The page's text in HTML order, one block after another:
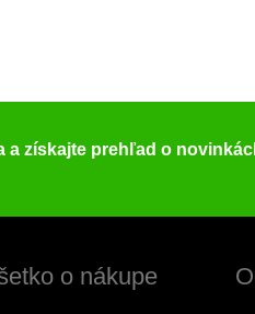
a získajte prehľad o
o nákupe